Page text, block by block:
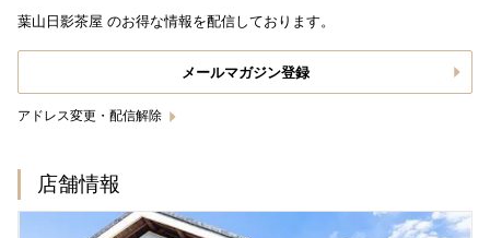
葉山日影茶屋 のお得な情報を配信しております。
メールマガジン登録
アドレス変更・配信解除
店舗情報